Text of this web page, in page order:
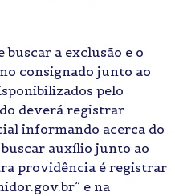
a exclusão e o
consignado junto ao
pelo
deverá registrar
informando acerca do
auxílio junto ao
providência é registrar
e na